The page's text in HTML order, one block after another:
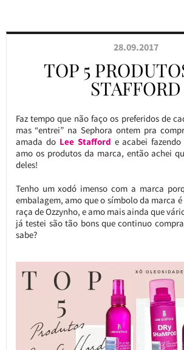
28.09.2017
TOP 5
STAFFORD
Faz tempo que não faço os preferidos de
mas “entrei” na Sephora ontem pra
amada do Lee Stafford e acabei
amo os produtos da marca, então achei
deles!
Tenho um xodó imenso com a marca
embalagem, amo que o símbolo da marca
raça de Ozzynho, e amo mais ainda que
já testei são tão bons que continuo
sabe?